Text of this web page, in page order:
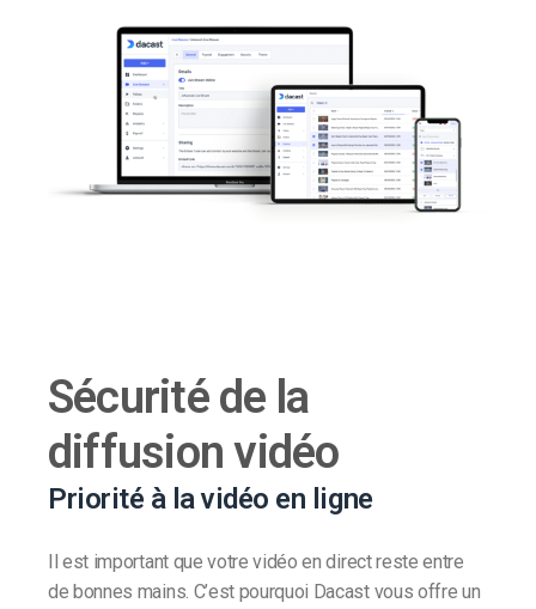
Sécurité de la
diffusion vidéo
Priorité à la vidéo en ligne
Il est important que votre vidéo en direct reste entre
de bonnes mains. C’est pourquoi Dacast vous offre un